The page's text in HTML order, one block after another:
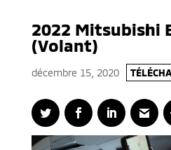
2022 Mitsubishi
(Volant)
décembre 15, 2020